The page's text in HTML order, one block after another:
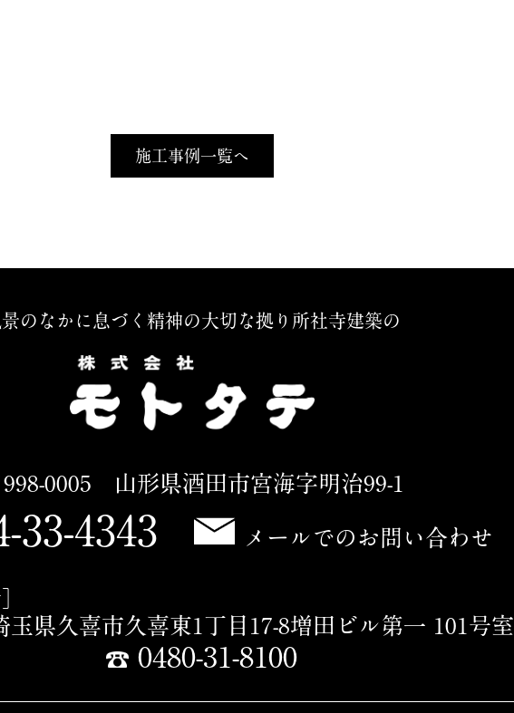
施工事例一覧へ
景のなかに息づく精神の大切な拠り所社寺建築の
998-0005 山形県酒田市宮海字明治99-1
33-4343 メールでのお問い合わせ
玉県久喜市久喜東1丁目17-8増田ビル第一 101号室
0480-31-8100